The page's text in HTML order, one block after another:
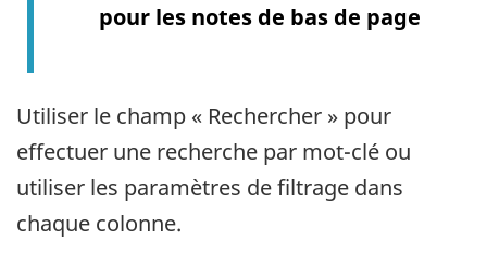
pour les notes de bas de page
Utiliser le champ « Rechercher » pour
effectuer une recherche par mot-clé ou
utiliser les paramètres de filtrage dans
chaque colonne.